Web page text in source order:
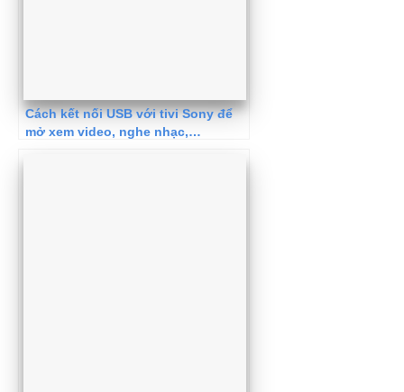
Cách kết nối USB với tivi Sony để
mở xem video, nghe nhạc,…